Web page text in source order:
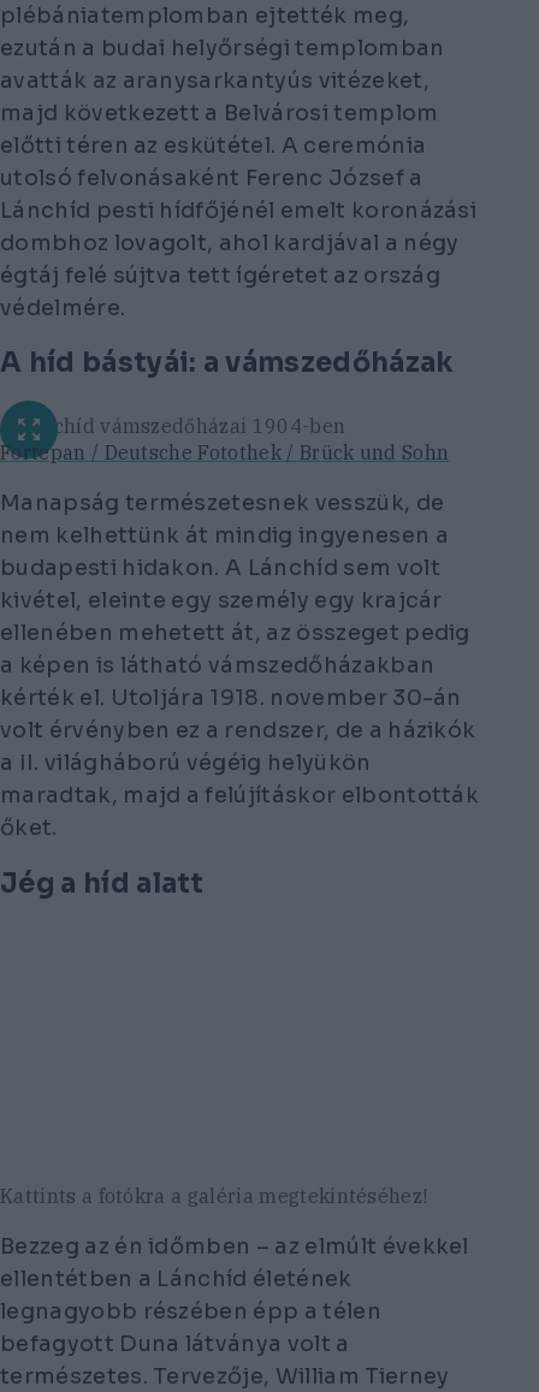
plébániatemplomban ejtették meg,
ezután a budai helyőrségi templomban
avatták az aranysarkantyús vitézeket,
majd következett a Belvárosi templom
előtti téren az eskütétel. A ceremónia
utolsó felvonásaként Ferenc József a
Lánchíd pesti hídfőjénél emelt koronázási
dombhoz lovagolt, ahol kardjával a négy
égtáj felé sújtva tett ígéretet az ország
védelmére.
A híd bástyái: a vámszedőházak
A Lánchíd vámszedőházai 1904-ben
Fortepan / Deutsche Fotothek / Brück und Sohn
Manapság természetesnek vesszük, de
nem kelhettünk át mindig ingyenesen a
budapesti hidakon. A Lánchíd sem volt
kivétel, eleinte egy személy egy krajcár
ellenében mehetett át, az összeget pedig
a képen is látható vámszedőházakban
kérték el. Utoljára 1918. november 30-án
volt érvényben ez a rendszer, de a házikók
a II. világháború végéig helyükön
maradtak, majd a felújításkor elbontották
őket.
Jég a híd alatt
Kattints a fotókra a galéria megtekintéséhez!
Bezzeg az én időmben – az elmúlt évekkel
ellentétben a Lánchíd életének
legnagyobb részében épp a télen
befagyott Duna látványa volt a
természetes. Tervezője, William Tierney